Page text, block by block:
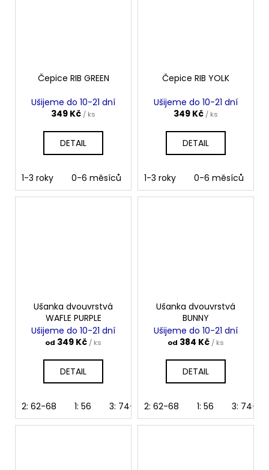
Čepice RIB GREEN
Ušijeme do 10-21 dní
349 Kč / ks
DETAIL
1-3 roky 0-6 měsíců 6-12 měsíců 4-10 let
Čepice RIB YOLK
Ušijeme do 10-21 dní
349 Kč / ks
DETAIL
1-3 roky 0-6 měsíců
Ušanka dvouvrstvá
WAFLE PURPLE
Ušijeme do 10-21 dní
od 349 Kč / ks
DETAIL
2: 62-68 1: 56 3: 74-80 4: 86-92 5: 98-104
Ušanka dvouvrstvá
BUNNY
Ušijeme do 10-21 dní
od 384 Kč / ks
DETAIL
2: 62-68 1: 56 3: 74-80